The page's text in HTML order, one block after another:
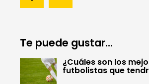
Te puede gustar...
¿Cuáles son los
futbolistas que